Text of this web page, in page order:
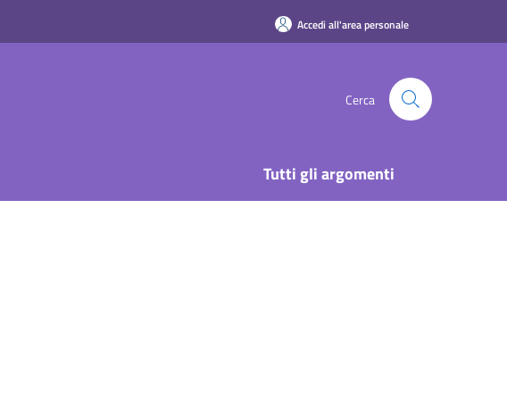
Accedi all'area personale
Cerca
Tutti gli argomenti